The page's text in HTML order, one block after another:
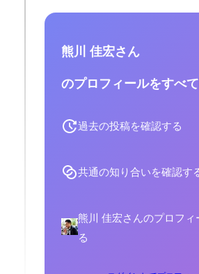
熊川 佳宏さん
のプロフィールをすべ
過去の投稿を確認する
共通の知り合いを確認す
熊川 佳宏さんのプロフィ
る